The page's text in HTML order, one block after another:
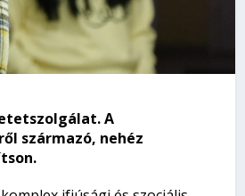
A
származó, nehéz